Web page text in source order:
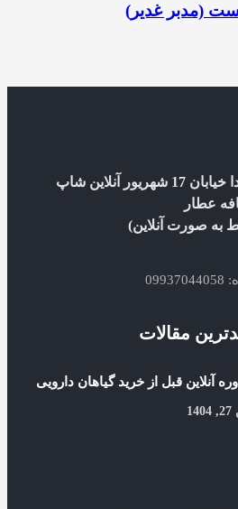
(مدبر غدیر)
تهران میدان شهدا خیابان 17 شهریور آنلاین شاپ
عطار
صورت آنلاین)
مقالات
آنلاین قبل از خرید گیاهان دارویی